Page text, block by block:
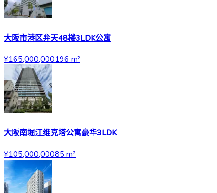
大阪市港区弁天48楼3LDK公寓
¥165,000,000196 m²
大阪南堀江维克塔公寓豪华3LDK
¥105,000,00085 m²